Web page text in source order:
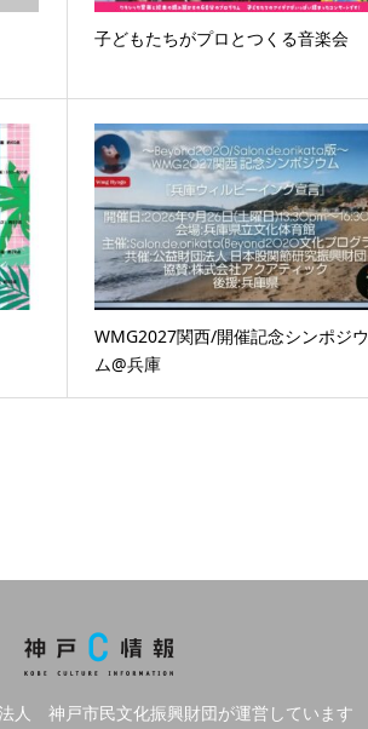
子どもたちがプロとつくる音楽会
WMG2027関西/開催記念シンポジウ
ム@兵庫
人 神戸市民文化振興財団が運営しています